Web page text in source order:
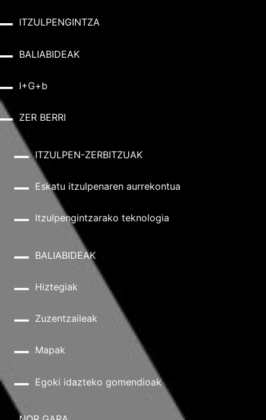
ITZULPENGINTZA
BALIABIDEAK
I+G+b
ZER BERRI
ITZULPEN-ZERBITZUAK
Eskatu itzulpenaren aurrekontua
Itzulpengintzarako teknologia
BALIABIDEAK
Hiztegiak
Zuzentzaileak
Mapak
Egoki idazteko gomendioak